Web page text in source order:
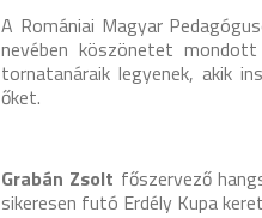
A Romániai Magyar
nevében köszönetet
tornatanáraik legyenek, akik
őket.
Grabán Zsolt főszervező
sikeresen futó Erdély Kupa